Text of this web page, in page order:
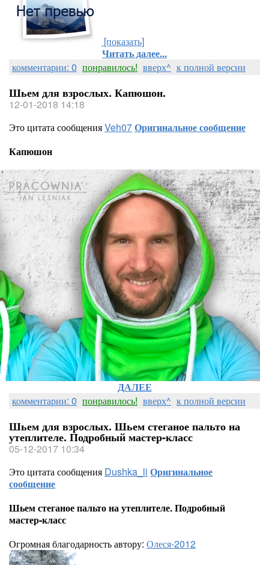
[показать]
Читать далее...
комментарии: 0 понравилось! вверх^ к полной версии
Шьем для взрослых. Капюшон.
12-01-2018 14:18
Это цитата сообщенияVeh07Оригинальное сообщение
Капюшон
ДАЛЕЕ
комментарии: 0 понравилось! вверх^ к полной версии
Шьем для взрослых. Шьем стеганое пальто на
утеплителе. Подробный мастер-класс
05-12-2017 10:34
Это цитата сообщения Dushka_li Оригинальное
сообщение
Шьем стеганое пальто на утеплителе. Подробный
мастер-класс
Огромная благодарность автору: Олеся-2012